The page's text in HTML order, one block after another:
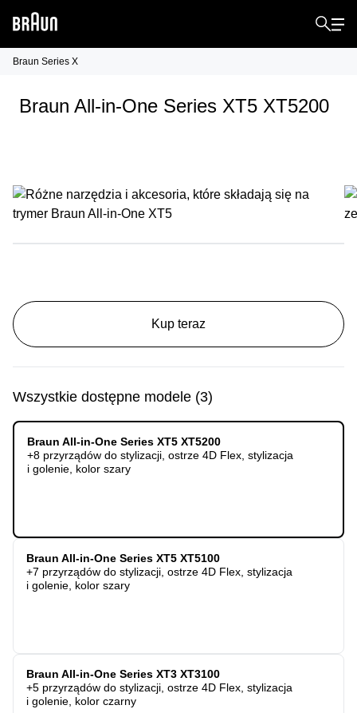
Braun Series X
Braun All-in-One Series XT5 XT5200
Kup teraz
Wszystkie dostępne modele (3)
Braun All-in-One Series XT5 XT5200
+8 przyrządów do stylizacji, ostrze 4D Flex, stylizacja
i golenie, kolor szary
Braun All-in-One Series XT5 XT5100
+7 przyrządów do stylizacji, ostrze 4D Flex, stylizacja
i golenie, kolor szary
Braun All-in-One Series XT3 XT3100
+5 przyrządów do stylizacji, ostrze 4D Flex, stylizacja
i golenie, kolor czarny